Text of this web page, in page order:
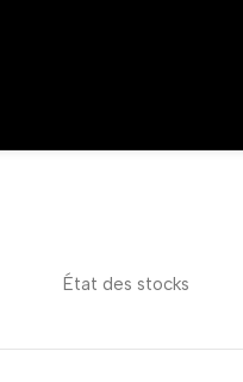
État des stocks